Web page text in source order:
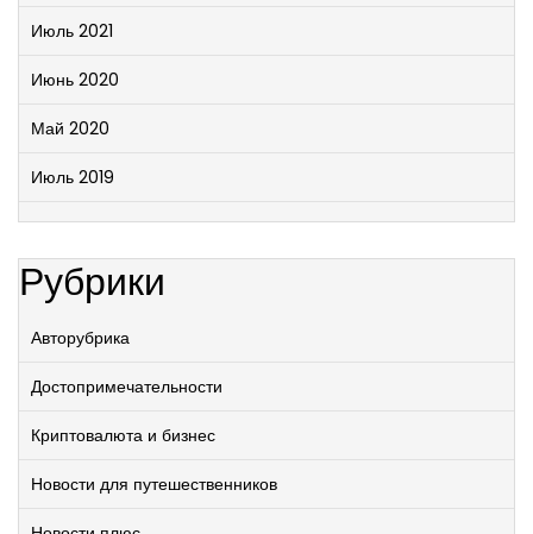
Июль 2021
Июнь 2020
Май 2020
Июль 2019
Рубрики
Авторубрика
Достопримечательности
Криптовалюта и бизнес
Новости для путешественников